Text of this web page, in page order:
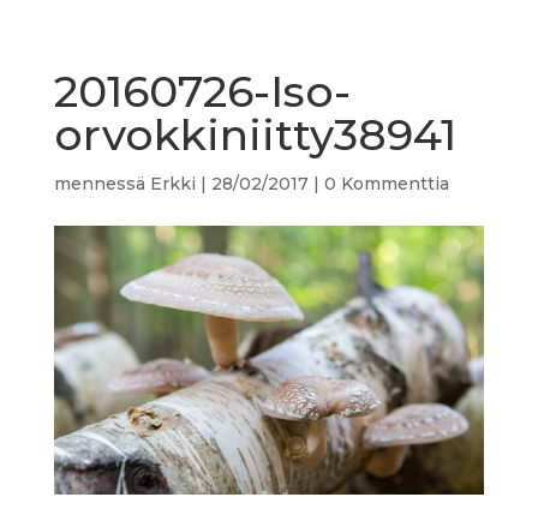
20160726-Iso-
orvokkiniitty38941
mennessä Erkki | 28/02/2017| 0 Kommenttia